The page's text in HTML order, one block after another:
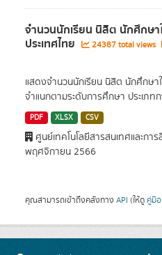
จำนวนนักเรียน นิสิต นักศึกษา
ประเทศไทย 24387 total views
แสดงจำนวนนักเรียน นิสิต นักศึกษาใ
จำแนกตามระดับการศึกษา ประเภท
PDF XLSX CSV
ศูนย์เทคโนโลยีสารสนเทศและกา
พฤศจิกายน 2566
คุณสามารถเข้าถึงคลังทาง API (ให้ดู คู่มื